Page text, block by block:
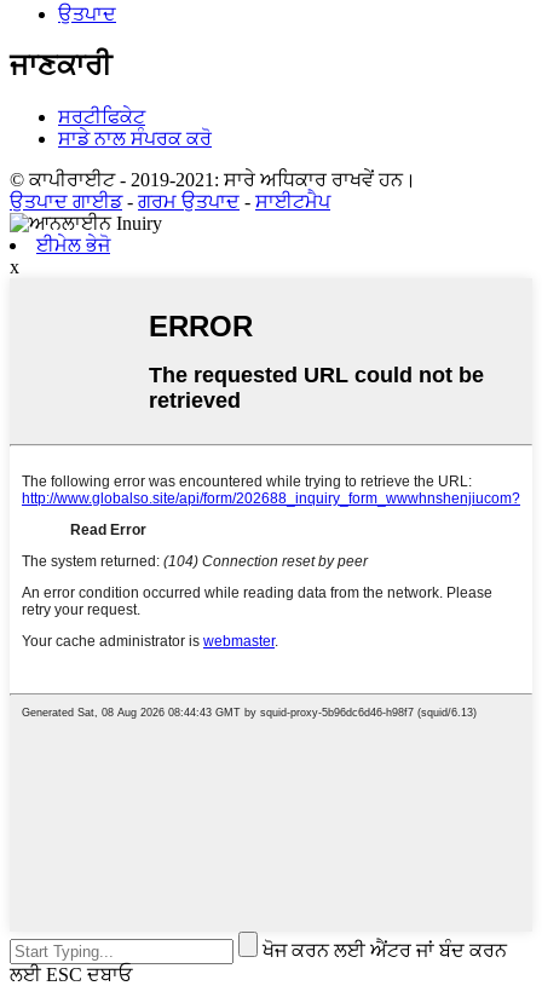
ਉਤਪਾਦ
ਜਾਣਕਾਰੀ
ਸਰਟੀਫਿਕੇਟ
ਸਾਡੇ ਨਾਲ ਸੰਪਰਕ ਕਰੋ
© ਕਾਪੀਰਾਈਟ - 2019-2021: ਸਾਰੇ ਅਧਿਕਾਰ ਰਾਖਵੇਂ ਹਨ।
ਉਤਪਾਦ ਗਾਈਡ- ਗਰਮ ਉਤਪਾਦ - ਸਾਈਟਮੈਪ
ਈਮੇਲ ਭੇਜੋ
x
ਖੋਜ ਕਰਨ ਲਈ ਐਂਟਰ ਜਾਂ ਬੰਦ ਕਰਨ
ਲਈ ESC ਦਬਾਓ